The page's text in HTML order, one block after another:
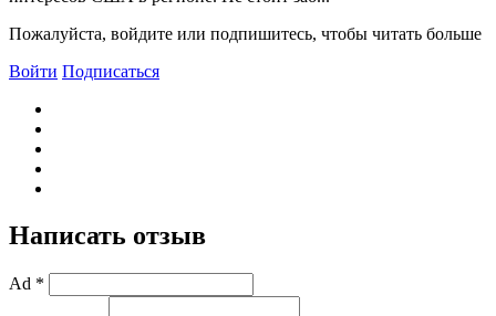
Пожалуйста, войдите или подпишитесь, чтобы читать больше
Войти Подписаться
Написать отзыв
Ad *